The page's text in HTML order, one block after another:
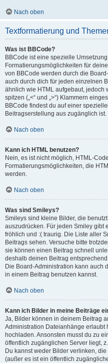
Nach oben
Textformatierung und
Was ist BBCode?
BBCode ist eine spezielle
Formatierungsmöglichkeiten für
von BBCode werden durch die
auch durch dich für jeden einzelnen
ähnlich wie HTML aufgebaut, jedoch
spitzen („<“ und „>“) Klammern
BBCode findest du auf einer
Beitragserstellung aus zugänglich ist.
Nach oben
Kann ich HTML benutzen?
Nein, es ist nicht möglich, HTML-
Formatierungsmöglichkeiten, die
werden.
Nach oben
Was sind Smileys?
Smileys sind kleine Bilder, die
auszudrücken. Für jeden Smiley gibt
fröhlich und :( traurig. Die Liste aller
Beitrags sehen. Versuche bitte
sie können einen Beitrag schnell
deshalb deinen Beitrag
Die Board-Administration kann auch
in einem Beitrag benutzen kannst.
Nach oben
Kann ich Bilder in meine Beiträge
Ja, Bilder können in deinem Beitrag
Administration Dateianhänge erlaubt
hochladen. Ansonsten musst du zu
öffentlich zugänglichen Server liegt,
Du kannst weder Bilder verlinken,
(außer es ist ein öffentlich